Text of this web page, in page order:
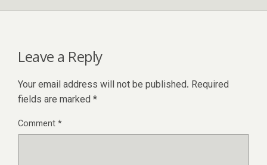
Leave a Reply
Your email address will not be published. Required
fields are marked *
Comment*